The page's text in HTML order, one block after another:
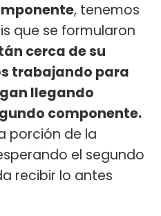
, tenemos
que se formularon
cerca de su
trabajando para
llegando
componente.
porción de la
el segundo
recibir lo antes